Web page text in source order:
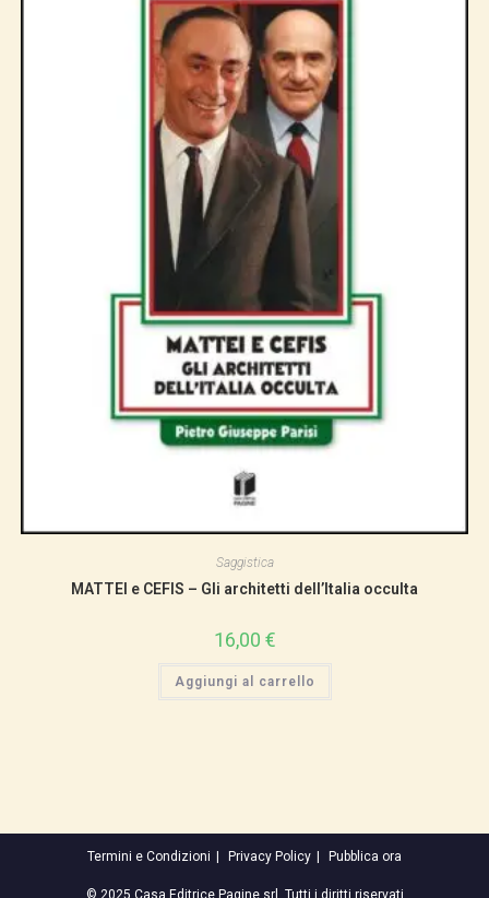
Saggistica
MATTEI e CEFIS – Gli architetti dell’Italia occulta
16,00 €
Aggiungi al carrello
Termini e Condizioni Privacy Policy Pubblica ora
© 2025 Casa Editrice Pagine srl. Tutti i diritti riservati